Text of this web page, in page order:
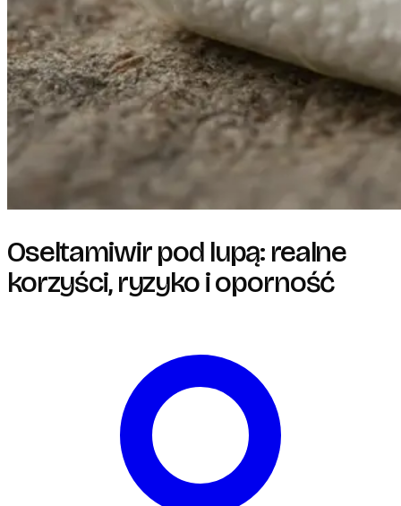
Oseltamiwir pod lupą: realne
korzyści, ryzyko i oporność